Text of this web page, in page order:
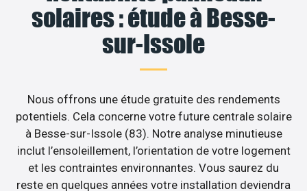
solaires : étude à Besse-
sur-Issole
Nous offrons une étude gratuite des rendements
potentiels. Cela concerne votre future centrale solaire
à Besse-sur-Issole (83). Notre analyse minutieuse
inclut l’ensoleillement, l’orientation de votre logement
et les contraintes environnantes. Vous saurez du
reste en quelques années votre installation deviendra